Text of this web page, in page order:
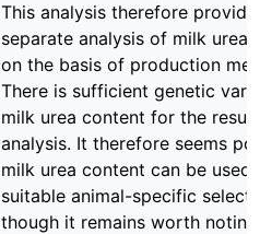
This analysis therefore
separate analysis of milk urea
on the basis of production
There is sufficient genetic
milk urea content for the
analysis. It therefore seems
milk urea content can be used
suitable animal-specific
though it remains worth